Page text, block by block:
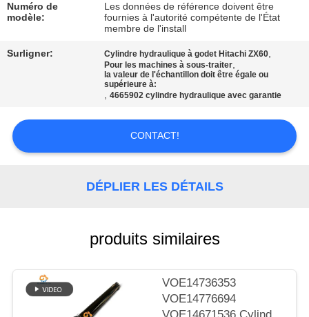
CONTRÔLE
DE
NOUS
CONTACTER
AFFAIRES
Numéro de
modèle:
Les données de référence doivent être
fournies à l'autorité compétente de l'État
membre de l'install
Surligner: Cylindre hydraulique à godet Hitachi ZX60,
Pour les machines à sous-traiter,
la valeur de l'échantillon doit être égale ou
supérieure à:
,4665902 cylindre hydraulique avec garantie
CONTACT!
DÉPLIER LES DÉTAILS
produits similaires
VOE14736353
VOE14776694